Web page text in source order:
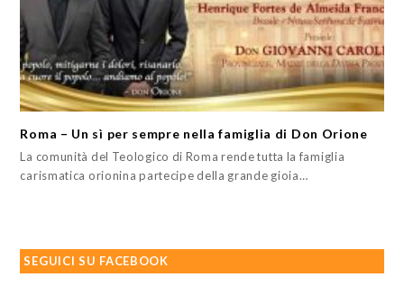
Roma – Un sì per sempre nella famiglia di Don Orione
La comunità del Teologico di Roma rende tutta la famiglia
carismatica orionina partecipe della grande gioia…
SEGUICI SU FACEBOOK